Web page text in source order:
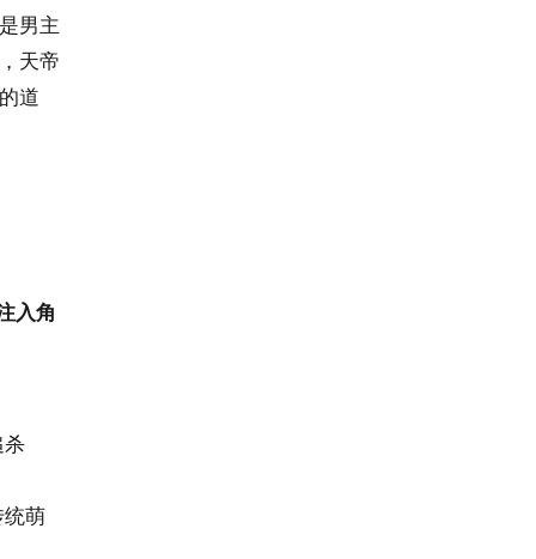
男主
天帝
道
入角
杀
统萌